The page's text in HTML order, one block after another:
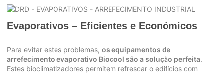
Evaporativos – Eficientes e Económicos
Para evitar estes problemas, os equipamentos de
arrefecimento evaporativo Biocool são a solução perfeita.
Estes bioclimatizadores permitem refrescar o edifícios com